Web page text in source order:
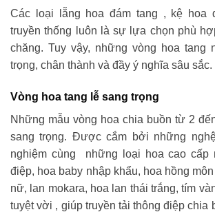
Các loại lẵng hoa đám tang , kệ hoa
truyền thống luôn là sự lựa chọn phù
chăng. Tuy vậy, những vòng hoa tang
trọng, chân thành và đầy ý nghĩa sâu sắc.
Vòng hoa tang lễ sang trọng
Những mẫu vòng hoa chia buồn từ 2
sang trọng. Được cắm bởi những
nghiệm cùng những loại hoa cao cấp
điệp, hoa baby nhập khẩu, hoa hồng
nữ, lan mokara, hoa lan thái trắng, tím
tuyệt vời , giúp truyền tải thông điệp chia